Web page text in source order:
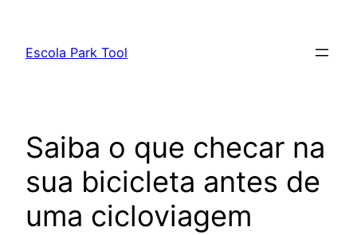
Escola Park Tool
Saiba o que checar na
sua bicicleta antes de
uma cicloviagem